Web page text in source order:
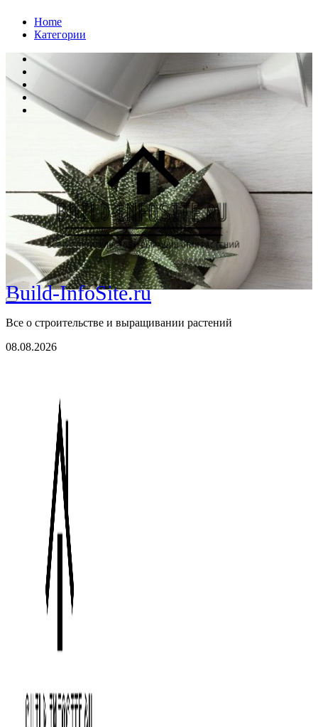
ПерейтиHome
Категории
Build-InfoSite.ru
Все о строительстве и выращивании растений
08.08.2026